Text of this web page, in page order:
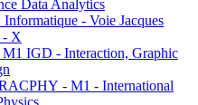
Data Analytics
- Voie Jacques
- X
IGD - Interaction, Graphic
- M1 - International